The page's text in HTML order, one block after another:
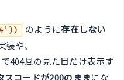
のように存在しない
装や、
で404風の見た目だけ表示す